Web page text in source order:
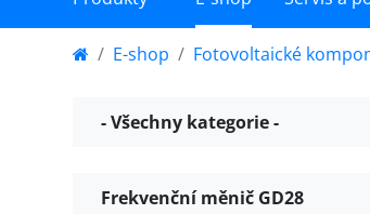
E-shop Fotovoltaické
- Všechny kategorie -
Frekvenční měnič GD28